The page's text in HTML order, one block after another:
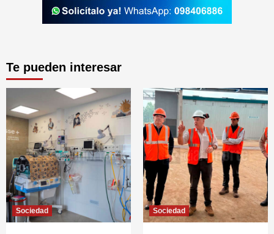
Te pueden interesar
Sociedad Sociedad